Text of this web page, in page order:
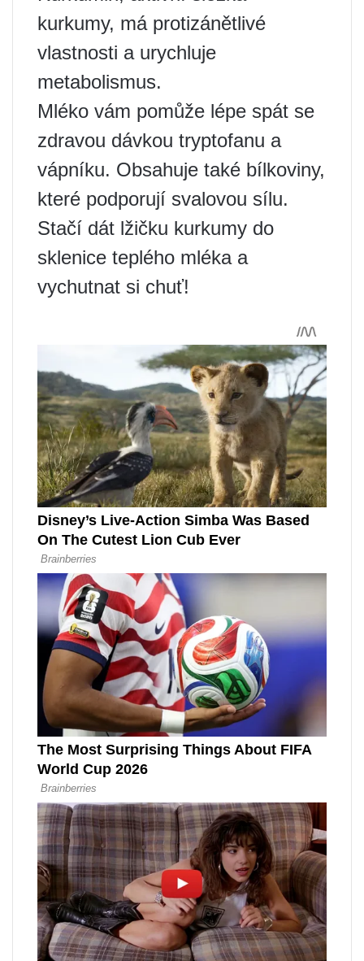
kurkumy, má protizánětlivé
vlastnosti a urychluje
metabolismus.
Mléko vám pomůže lépe spát se
zdravou dávkou tryptofanu a
vápníku. Obsahuje také bílkoviny,
které podporují svalovou sílu.
Stačí dát lžičku kurkumy do
sklenice teplého mléka a
vychutnat si chuť!